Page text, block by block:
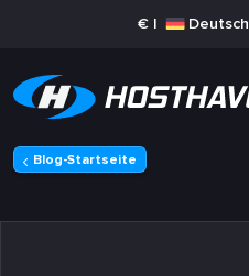
€ | Deutsch
Blog-Startseite